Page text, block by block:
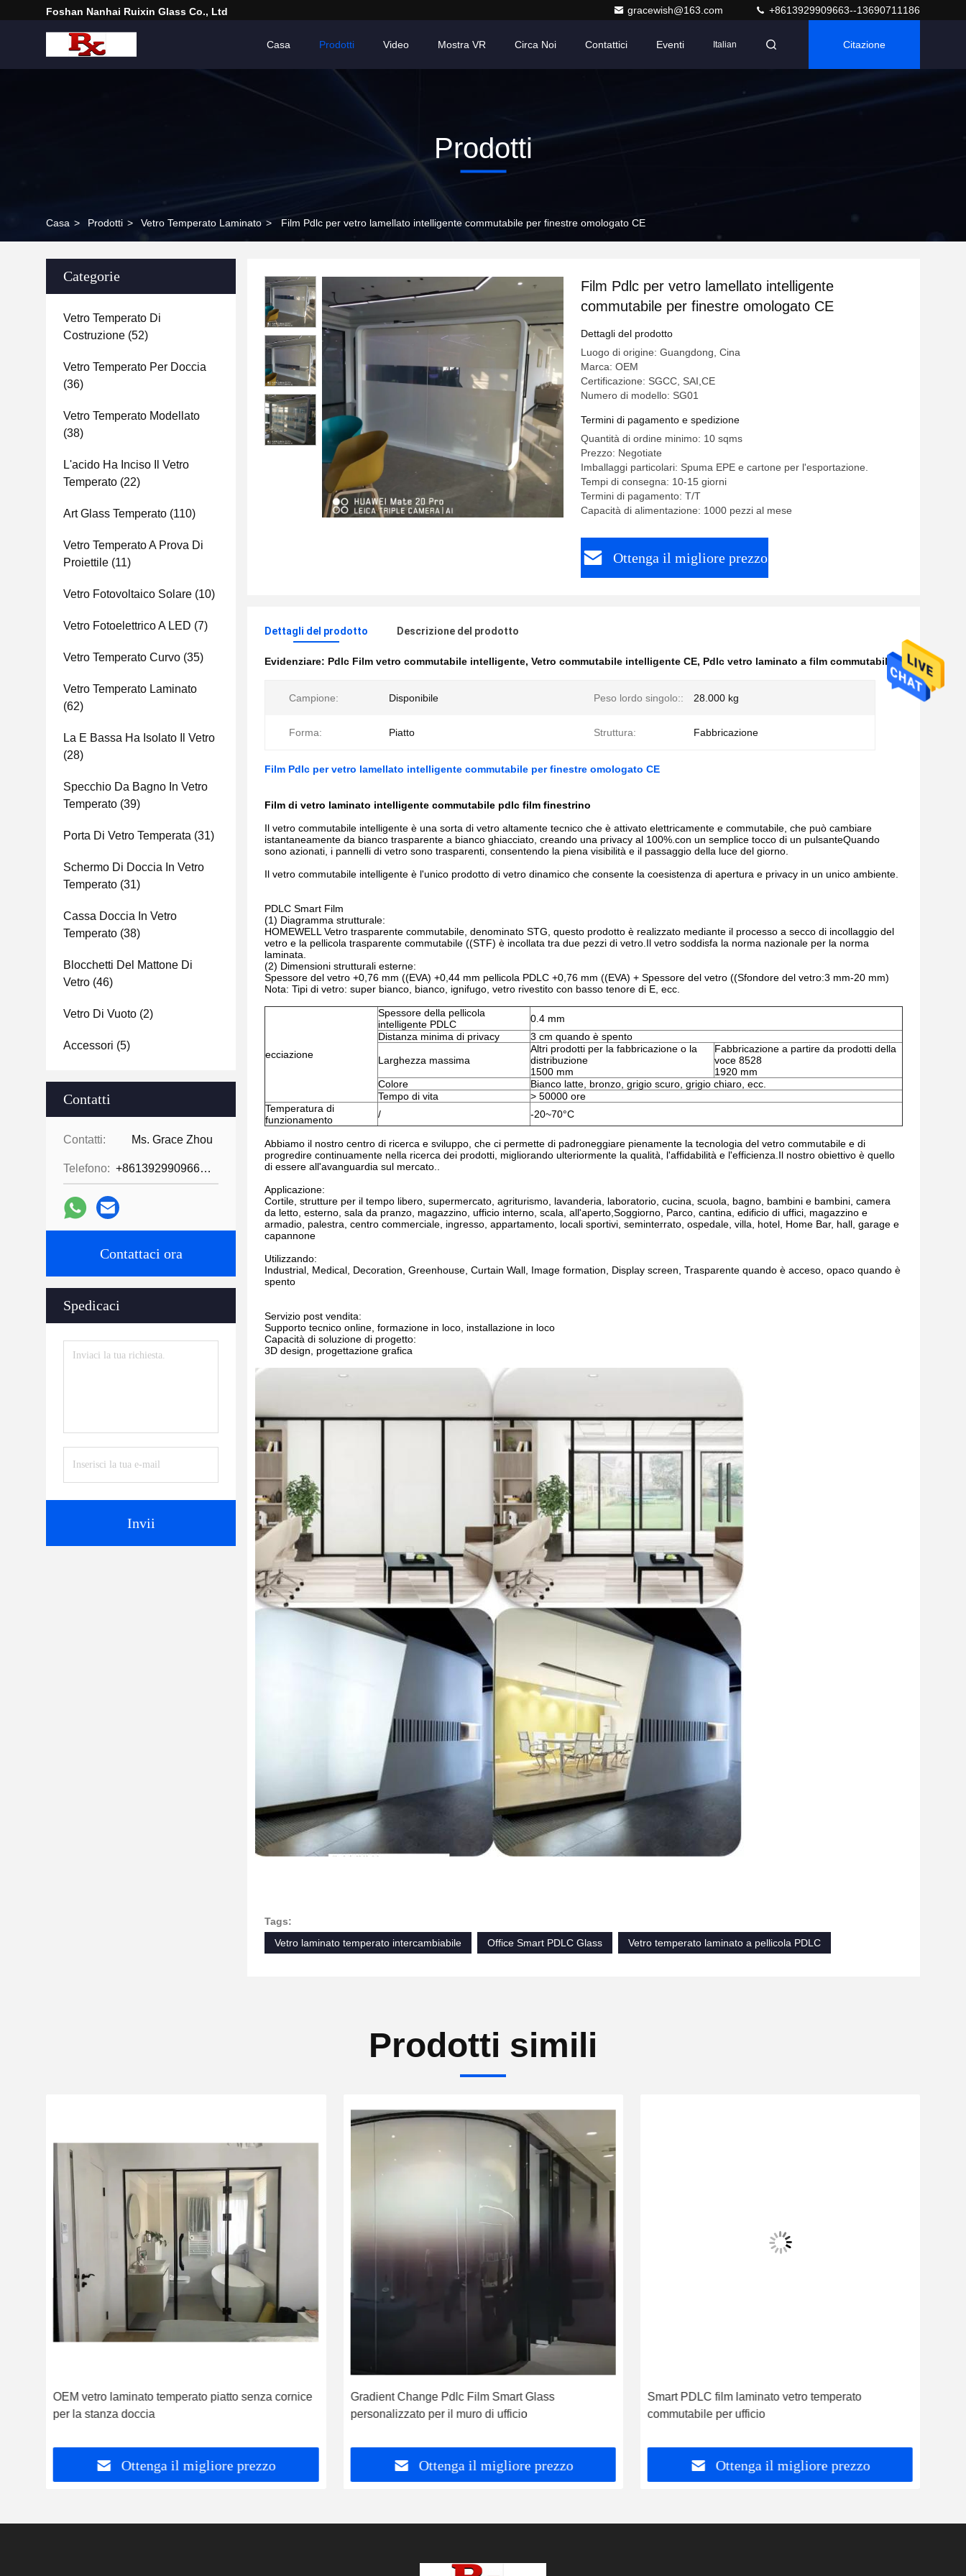
Foshan Nanhai Ruixin Glass Co., Ltd gracewish@163.com +8613929909663--13690711186
Casa Prodotti Video Mostra VR Circa Noi Contattici Eventi Italian Citazione
Prodotti
Casa > Prodotti > Vetro Temperato Laminato > Film Pdlc per vetro lamellato intelligente commutabile per finestre omologato CE
Categorie
Vetro Temperato Di
Costruzione (52)
Vetro Temperato Per Doccia
(36)
Vetro Temperato Modellato
(38)
L'acido Ha Inciso Il Vetro
Temperato (22)
Art Glass Temperato (110)
Vetro Temperato A Prova Di
Proiettile (11)
Vetro Fotovoltaico Solare (10)
Vetro Fotoelettrico A LED (7)
Vetro Temperato Curvo (35)
Vetro Temperato Laminato
(62)
La E Bassa Ha Isolato Il Vetro
(28)
Specchio Da Bagno In Vetro
Temperato (39)
Porta Di Vetro Temperata (31)
Schermo Di Doccia In Vetro
Temperato (31)
Cassa Doccia In Vetro
Temperato (38)
Blocchetti Del Mattone Di
Vetro (46)
Vetro Di Vuoto (2)
Accessori (5)
Contatti
Contatti: Ms. Grace Zhou
Telefono: +8613929909663--13690711186
Contattaci ora
Spedicaci
Invii
Film Pdlc per vetro lamellato intelligente
commutabile per finestre omologato CE
Dettagli del prodotto
Luogo di origine: Guangdong, Cina
Marca: OEM
Certificazione: SGCC, SAI,CE
Numero di modello: SG01
Termini di pagamento e spedizione
Quantità di ordine minimo: 10 sqms
Prezzo: Negotiate
Imballaggi particolari: Spuma EPE e cartone per l'esportazione.
Tempi di consegna: 10-15 giorni
Termini di pagamento: T/T
Capacità di alimentazione: 1000 pezzi al mese
Ottenga il migliore prezzo
Dettagli del prodotto Descrizione del prodotto
Evidenziare: Pdlc Film vetro commutabile intelligente, Vetro commutabile intelligente CE, Pdlc vetro laminato a film commutabile
Campione: Disponibile Peso lordo singolo:: 28.000 kg
Forma: Piatto Struttura: Fabbricazione
Film Pdlc per vetro lamellato intelligente commutabile per finestre omologato CE
Film di vetro laminato intelligente commutabile pdlc film finestrino
Il vetro commutabile intelligente è una sorta di vetro altamente tecnico che è attivato elettricamente e commutabile, che può cambiare
istantaneamente da bianco trasparente a bianco ghiacciato, creando una privacy al 100%.con un semplice tocco di un pulsanteQuando
sono azionati, i pannelli di vetro sono trasparenti, consentendo la piena visibilità e il passaggio della luce del giorno.
Il vetro commutabile intelligente è l'unico prodotto di vetro dinamico che consente la coesistenza di apertura e privacy in un unico ambiente.
PDLC Smart Film
(1) Diagramma strutturale:
HOMEWELL Vetro trasparente commutabile, denominato STG, questo prodotto è realizzato mediante il processo a secco di incollaggio del
vetro e la pellicola trasparente commutabile ((STF) è incollata tra due pezzi di vetro.Il vetro soddisfa la norma nazionale per la norma
laminata.
(2) Dimensioni strutturali esterne:
Spessore del vetro +0,76 mm ((EVA) +0,44 mm pellicola PDLC +0,76 mm ((EVA) + Spessore del vetro ((Sfondore del vetro:3 mm-20 mm)
Nota: Tipi di vetro: super bianco, bianco, ignifugo, vetro rivestito con basso tenore di E, ecc.
ecciazione
Spessore della pellicola
intelligente PDLC
0.4 mm
Distanza minima di privacy
3 cm quando è spento
Larghezza massima
Altri prodotti per la fabbricazione o la
distribuzione
1500 mm
Fabbricazione a partire da prodotti della
voce 8528
1920 mm
Colore
Bianco latte, bronzo, grigio scuro, grigio chiaro, ecc.
Tempo di vita
> 50000 ore
Temperatura di
funzionamento
/ -20~70°C
Abbiamo il nostro centro di ricerca e sviluppo, che ci permette di padroneggiare pienamente la tecnologia del vetro commutabile e di
progredire continuamente nella ricerca dei prodotti, migliorando ulteriormente la qualità, l'affidabilità e l'efficienza.Il nostro obiettivo è quello
di essere all'avanguardia sul mercato..
Applicazione:
Cortile, strutture per il tempo libero, supermercato, agriturismo, lavanderia, laboratorio, cucina, scuola, bagno, bambini e bambini, camera
da letto, esterno, sala da pranzo, magazzino, ufficio interno, scala, all'aperto,Soggiorno, Parco, cantina, edificio di uffici, magazzino e
armadio, palestra, centro commerciale, ingresso, appartamento, locali sportivi, seminterrato, ospedale, villa, hotel, Home Bar, hall, garage e
capannone
Utilizzando:
Industrial, Medical, Decoration, Greenhouse, Curtain Wall, Image formation, Display screen, Trasparente quando è acceso, opaco quando è
spento
Servizio post vendita:
Supporto tecnico online, formazione in loco, installazione in loco
Capacità di soluzione di progetto:
3D design, progettazione grafica
Tags:
Vetro laminato temperato intercambiabile
Office Smart PDLC Glass Vetro temperato laminato a pellicola PDLC
Prodotti simili
OEM vetro laminato temperato piatto senza cornice
per la stanza doccia
Ottenga il migliore prezzo
Gradient Change Pdlc Film Smart Glass
personalizzato per il muro di ufficio
Ottenga il migliore prezzo
Smart PDLC film laminato vetro temperato
commutabile per ufficio
Ottenga il migliore prezzo